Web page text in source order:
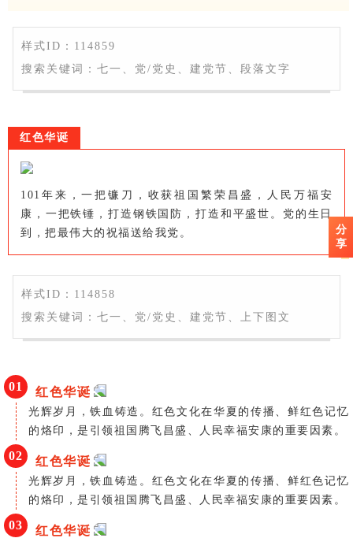
样式ID：114859
搜索关键词：七一、党/党史、建党节、段落文字
红色华诞
101年来，一把镰刀，收获祖国繁荣昌盛，人民万福安
康，一把铁锤，打造钢铁国防，打造和平盛世。党的生日
到，把最伟大的祝福送给我党。
样式ID：114858
搜索关键词：七一、党/党史、建党节、上下图文
01 红色华诞
光辉岁月，铁血铸造。红色文化在华夏的传播、鲜红色记忆
的烙印，是引领祖国腾飞昌盛、人民幸福安康的重要因素。
02 红色华诞
光辉岁月，铁血铸造。红色文化在华夏的传播、鲜红色记忆
的烙印，是引领祖国腾飞昌盛、人民幸福安康的重要因素。
03 红色华诞
分
享